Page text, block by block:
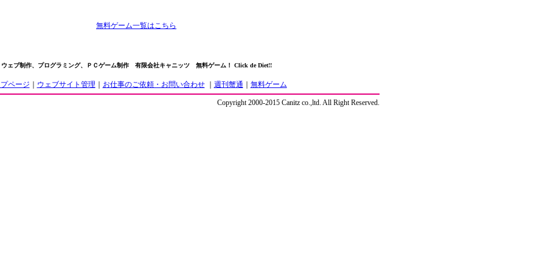
無料ゲーム一覧はこちら
ウェブ制作、プログラミング、ＰＣゲーム制作 有限会社キャニッツ 無料ゲーム！ Click de Diet!!
ページ ウェブサイト管理 お仕事のご依頼・お問い合わせ｜ 週刊蟹通 無料ゲーム
Copyright 2000-2015 Canitz co.,ltd. All Right Reserved.